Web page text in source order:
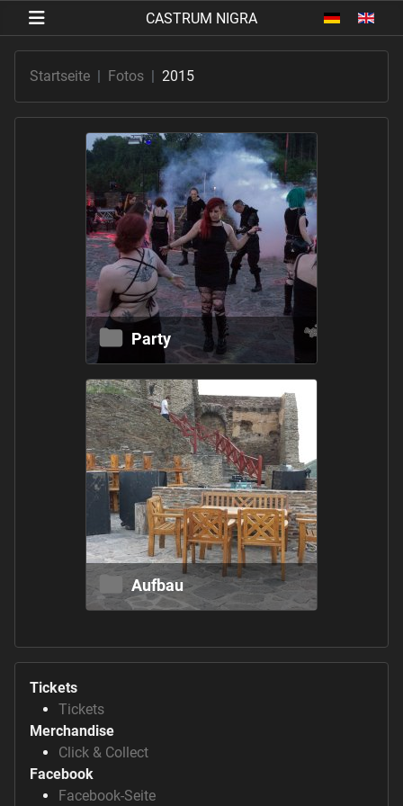
Sprache
Startseite Fotos 2015
Party
Aufbau
Tickets
Tickets
Merchandise
Click & Collect
Facebook
Facebook-Seite